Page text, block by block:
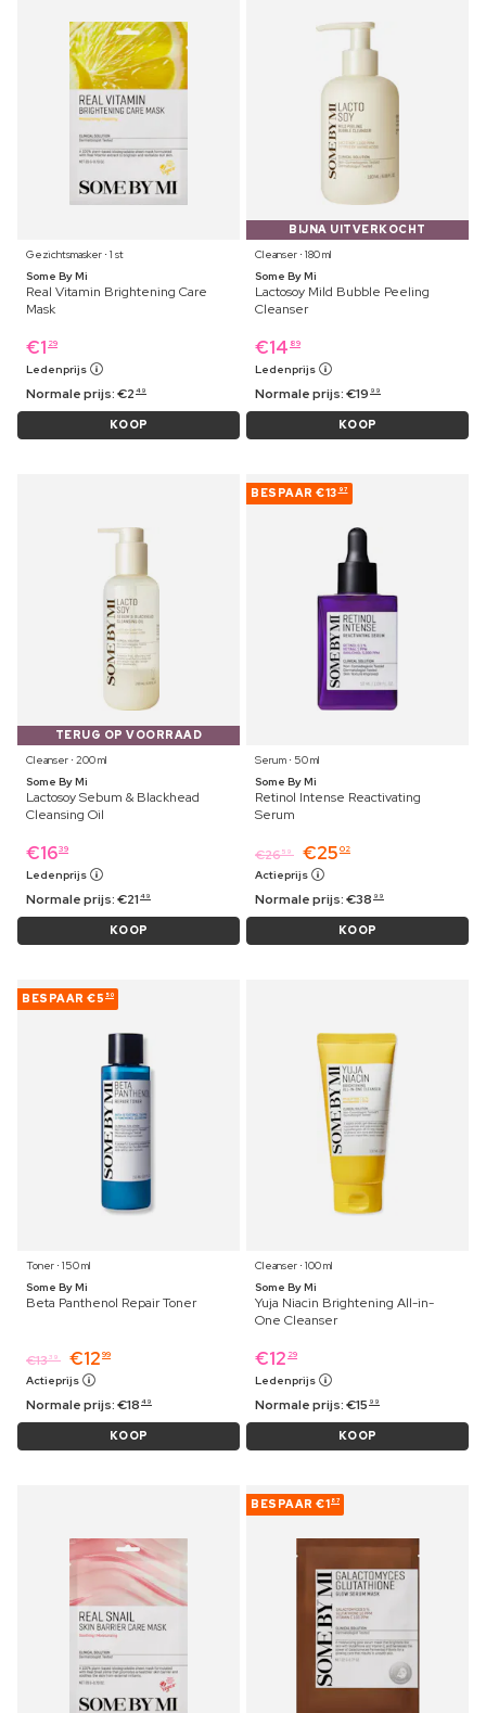
Gezichtsmasker ⋅ 1 st
Some By Mi
Real Vitamin Brightening Care
Mask
€1 29
Ledenprijs
Normale prijs:€2 49
KOOP
BIJNA UITVERKOCHT
Cleanser ⋅ 180 ml
Some By Mi
Lactosoy Mild Bubble Peeling
Cleanser
€14 89
Ledenprijs
Normale prijs:€19 99
KOOP
TERUG OP VOORRAAD
Cleanser ⋅ 200 ml
Some By Mi
Lactosoy Sebum & Blackhead
Cleansing Oil
€1639
Ledenprijs
Normale prijs:€21 49
KOOP
BESPAAR €13 97
Serum ⋅ 50 ml
Some By Mi
Retinol Intense Reactivating
Serum
€2659 €25 02
Actieprijs
Normale prijs:€38 99
KOOP
BESPAAR €5 50
Toner ⋅ 150 ml
Some By Mi
Beta Panthenol Repair Toner
€1339 €12 99
Actieprijs
Normale prijs:€18 49
KOOP
Cleanser ⋅ 100 ml
Some By Mi
Yuja Niacin Brightening All-in-
One Cleanser
€12 29
Ledenprijs
Normale prijs:€15 99
KOOP
BESPAAR €1 87